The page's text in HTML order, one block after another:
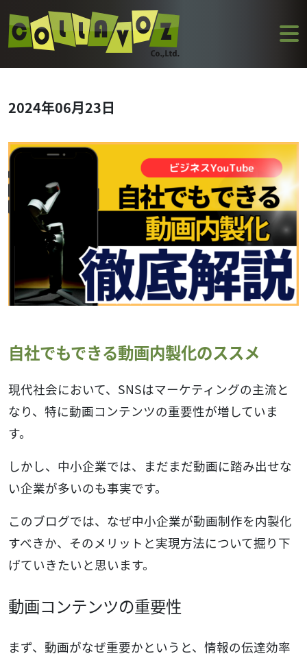
2024年06月23日
自社でもできる動画内製化のススメ
現代社会において、SNSはマーケティングの主流と
なり、特に動画コンテンツの重要性が増していま
す。
しかし、中小企業では、まだまだ動画に踏み出せな
い企業が多いのも事実です。
このブログでは、なぜ中小企業が動画制作を内製化
すべきか、そのメリットと実現方法について掘り下
げていきたいと思います。
動画コンテンツの重要性
まず、動画がなぜ重要かというと、情報の伝達効率